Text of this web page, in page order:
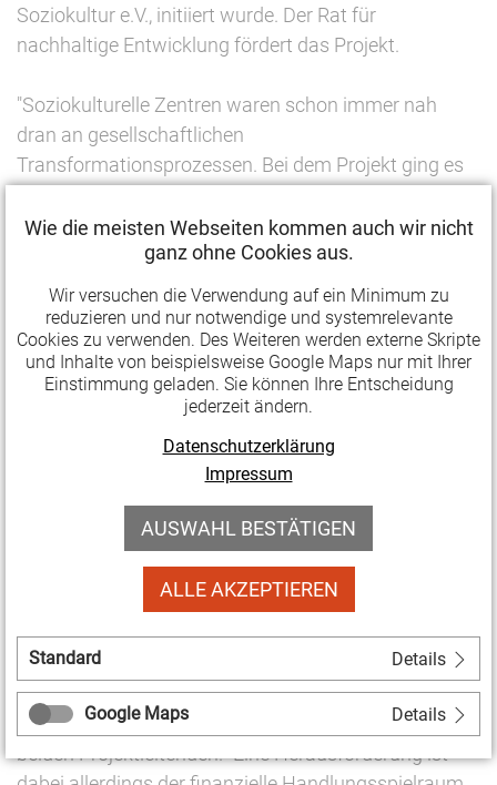
Soziokultur e.V., initiiert wurde. Der Rat für
nachhaltige Entwicklung fördert das Projekt.
"Soziokulturelle Zentren waren schon immer nah
dran an gesellschaftlichen
Transformationsprozessen. Bei dem Projekt ging es
Fußabdrucks bei Kulturveranstaltungen, sondern
auch um Potenziale von Kulturarbeit, um eine
nachhaltige Entwicklung der Gesellschaft zu
gestalten. Die Hildesheimer Untersuchung zeigt, was
im lokalen Kleinen für das große Ganze möglich ist,"
so Wolfgang Schneider, Vorsitzender des
Fachbeirats. Mit der Entwicklung eines
branchenspezifischen Nachhaltigkeitskodexes
möchte das Projekt Akteuren aus der Soziokultur
Entwicklung erleichtern, um hier in Zukunft noch
aktiver zu sein.
"Auch nach Abschluss des Forschungsprojektes
bietet der Kodex daher die Chance weitere Prozesse
im Sinne nachhaltiger Entwicklung in der Kulturszene
anzuregen und einen kulturellen Wandel
voranzubringen," sagt Davide Brocchi, einer der
beiden Projektleitenden. "Eine Herausforderung ist
Wie die meisten Webseiten kommen auch wir nicht
ganz ohne Cookies aus.
Wir versuchen die Verwendung auf ein Minimum zu
reduzieren und nur notwendige und systemrelevante
Cookies zu verwenden. Des Weiteren werden externe Skripte
und Inhalte von beispielsweise Google Maps nur mit Ihrer
Einstimmung geladen. Sie können Ihre Entscheidung
jederzeit ändern.
Datenschutzerklärung
Impressum
AUSWAHL BESTÄTIGEN
ALLE AKZEPTIEREN
Standard Details
Google Maps Details